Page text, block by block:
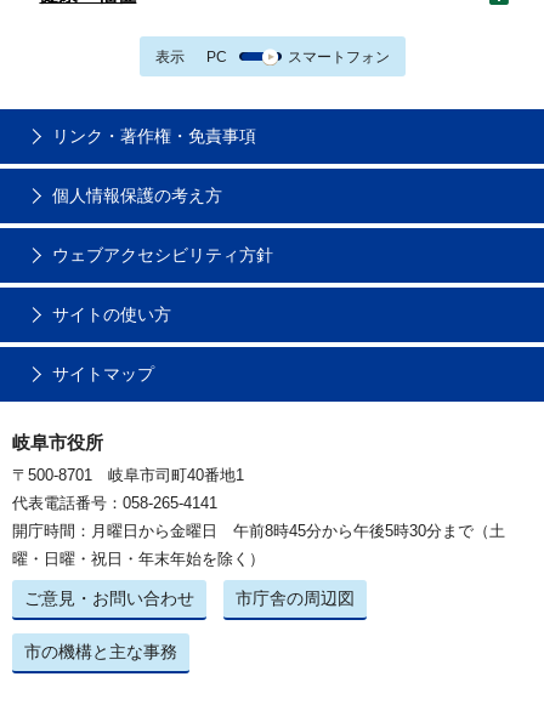
表示 PC スマートフォン
リンク・著作権・免責事項
個人情報保護の考え方
ウェブアクセシビリティ方針
サイトの使い方
サイトマップ
岐阜市役所
〒500-8701 岐阜市司町40番地1
代表電話番号：058-265-4141
開庁時間：月曜日から金曜日 午前8時45分から午後5時30分まで（土
曜・日曜・祝日・年末年始を除く）
ご意見・お問い合わせ 市庁舎の周辺図
市の機構と主な事務